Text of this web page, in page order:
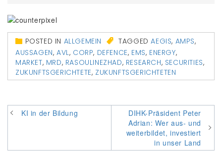
POSTED IN ALLGEMEIN TAGGEDAEGIS, AMPS,
AUSSAGEN,AVL, CORP, DEFENCE, EMS, ENERGY,
MARKET, MRD, RASOULINEZHAD, RESEARCH, SECURITIES,
ZUKUNFTSGERICHTETE, ZUKUNFTSGERICHTETEN
Beitragsnavigation
KI in der Bildung
DIHK-Präsident Peter
Adrian: Wer aus- und
weiterbildet, investiert
in unser Land